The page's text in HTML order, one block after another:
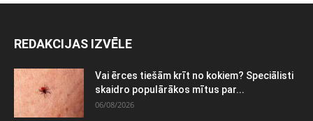
REDAKCIJAS IZVĒLE
Vai ērces tiešām krīt no kokiem? Speciālisti
skaidro populārākos mītus par...
06/08/2026